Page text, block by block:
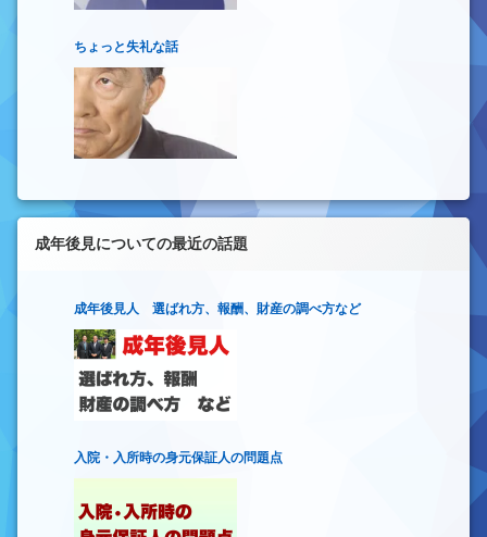
ちょっと失礼な話
成年後見についての最近の話題
成年後見人 選ばれ方、報酬、財産の調べ方など
入院・入所時の身元保証人の問題点